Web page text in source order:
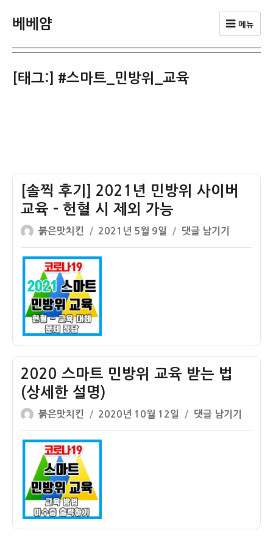
베베얌 메뉴
[태그:] #스마트_민방위_교육
[솔찍 후기] 2021년 민방위 사이버
교육 – 헌혈 시 제외 가능
글
쓴
이
붉은맛치킨
작
성
일
2021년 5월 9일
[솔
찍
사
이
교
육
댓글 남기기
2020 스마트 민방위 교육 받는 법
(상세한 설명)
글
쓴
이
붉은맛치킨
작
성
일
2020년 10월 12일
2020
스
댓글 남기기